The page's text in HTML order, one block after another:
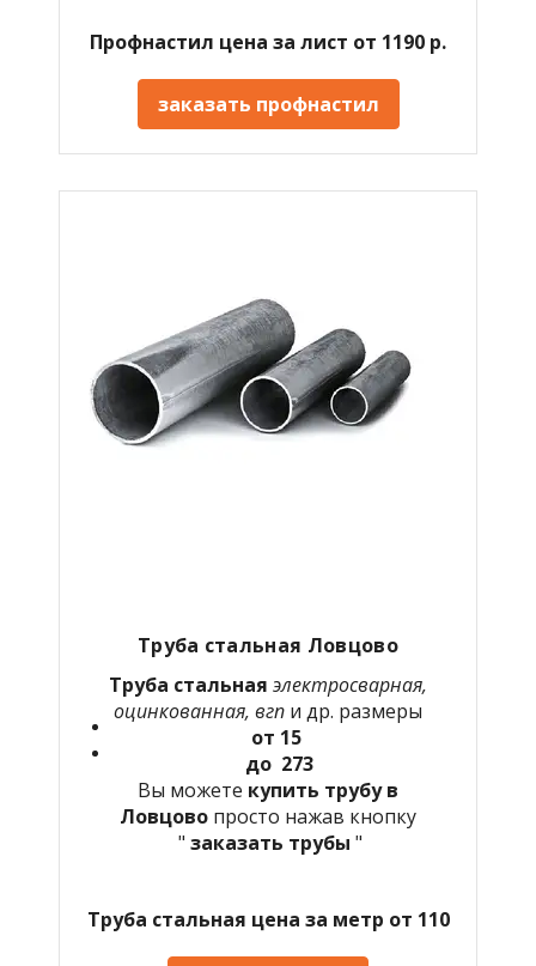
Профнастил цена за лист от 1190 р.
заказать профнастил
Труба стальная Ловцово
Труба стальная электросварная,
оцинкованная, вгп и др. размеры
от 15
до 273
Вы можете купить трубу в
Ловцово просто нажав кнопку
" заказать трубы "
Труба стальная цена за метр от 110